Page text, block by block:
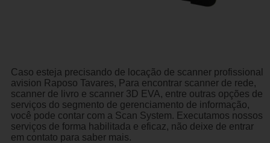
Caso esteja precisando de locação de scanner profissional
avision Raposo Tavares, Para encontrar scanner de rede,
scanner de livro e scanner 3D EVA, entre outras opções de
serviços do segmento de gerenciamento de informação,
você pode contar com a Scan System. Executamos nossos
serviços de forma habilitada e eficaz, não deixe de entrar
em contato para saber mais.